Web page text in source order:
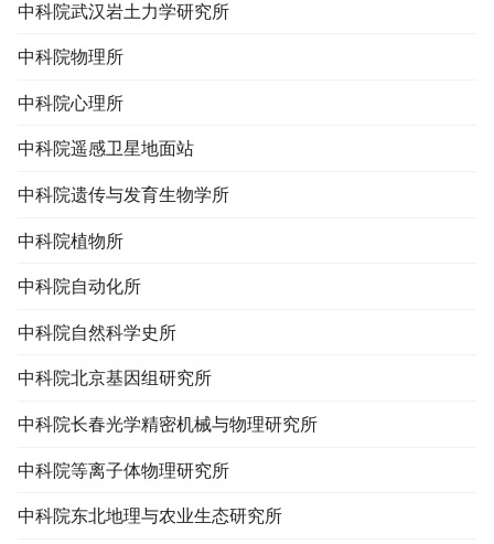
中科院武汉岩土力学研究所
中科院物理所
中科院心理所
中科院遥感卫星地面站
中科院遗传与发育生物学所
中科院植物所
中科院自动化所
中科院自然科学史所
中科院北京基因组研究所
中科院长春光学精密机械与物理研究所
中科院等离子体物理研究所
中科院东北地理与农业生态研究所